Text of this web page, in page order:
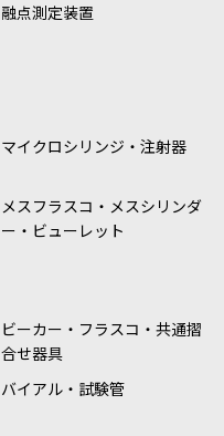
融点測定装置
マイクロシリンジ・注射器
メスフラスコ・メスシリンダ
ー・ビューレット
ビーカー・フラスコ・共通摺
合せ器具
バイアル・試験管